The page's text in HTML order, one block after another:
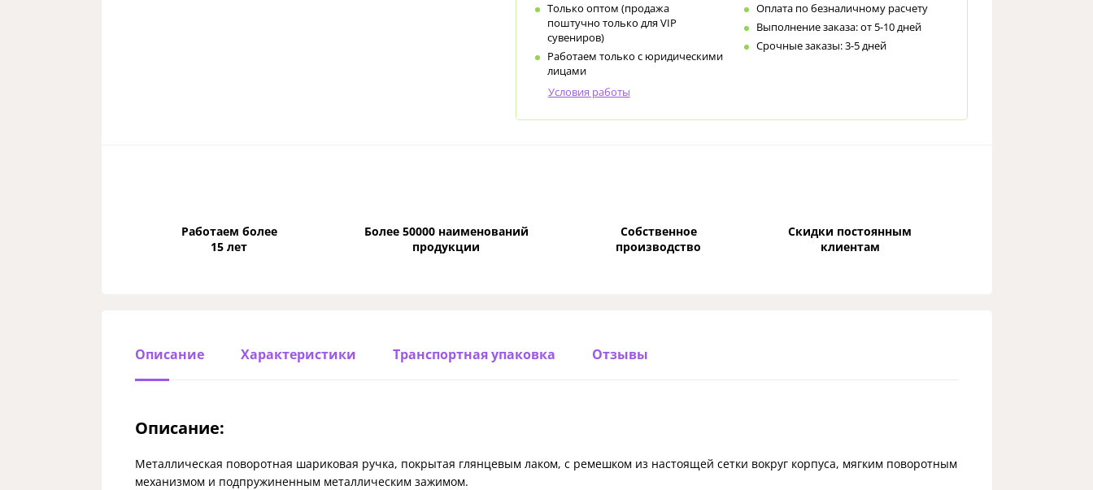
Только оптом (продажа
поштучно только для VIP
сувениров)
Работаем только с юридическими
лицами
Оплата по безналичному расчету
Выполнение заказа: от 5-10 дней
Срочные заказы: 3-5 дней
Условия работы
Работаем более
15 лет
Более 50000 наименований
продукции
Собственное
производство
Скидки постоянным
клиентам
Описание Характеристики Транспортная упаковка Отзывы
Описание:
Металлическая поворотная шариковая ручка, покрытая глянцевым лаком, с ремешком из настоящей сетки вокруг корпуса, мягким поворотным
механизмом и подпружиненным металлическим зажимом.